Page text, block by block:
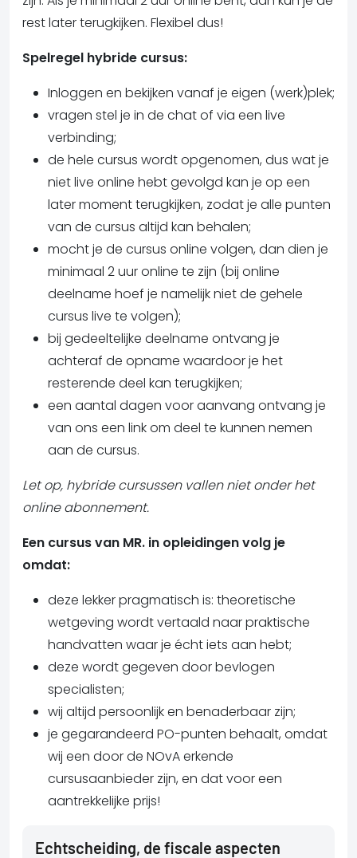
rest later terugkijken. Flexibel dus!
Spelregel hybride cursus:
Inloggen en bekijken vanaf je eigen (werk)plek;
vragen stel je in de chat of via een live
verbinding;
de hele cursus wordt opgenomen, dus wat je
niet live online hebt gevolgd kan je op een
later moment terugkijken, zodat je alle punten
van de cursus altijd kan behalen;
mocht je de cursus online volgen, dan dien je
minimaal 2 uur online te zijn (bij online
deelname hoef je namelijk niet de gehele
cursus live te volgen);
bij gedeeltelijke deelname ontvang je
achteraf de opname waardoor je het
resterende deel kan terugkijken;
een aantal dagen voor aanvang ontvang je
van ons een link om deel te kunnen nemen
aan de cursus.
Let op, hybride cursussen vallen niet onder het
online abonnement.
Een cursus van MR. in opleidingen volg je
omdat:
deze lekker pragmatisch is: theoretische
wetgeving wordt vertaald naar praktische
handvatten waar je écht iets aan hebt;
deze wordt gegeven door bevlogen
specialisten;
wij altijd persoonlijk en benaderbaar zijn;
je gegarandeerd PO-punten behaalt, omdat
wij een door de NOvA erkende
cursusaanbieder zijn, en dat voor een
aantrekkelijke prijs!
Echtscheiding, de fiscale aspecten